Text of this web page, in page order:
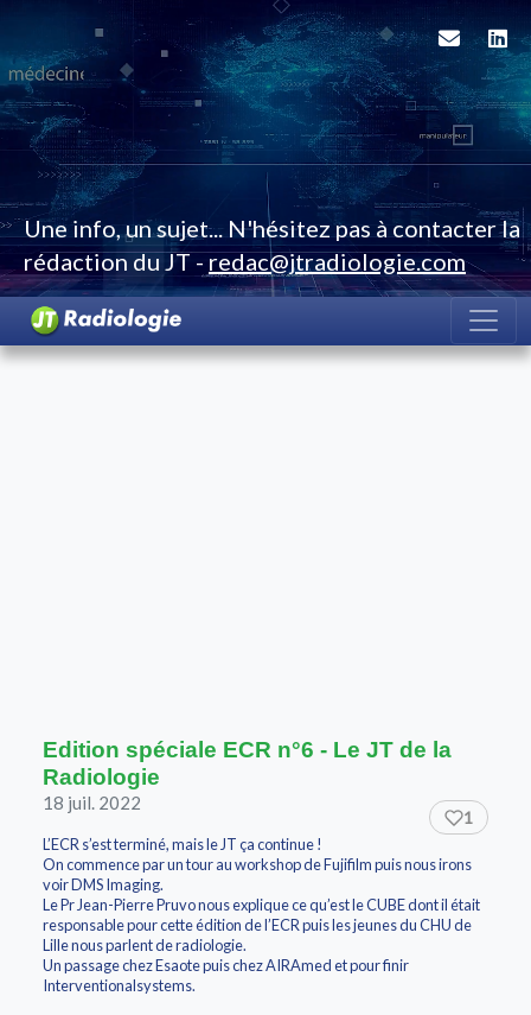
Une info, un sujet... N'hésitez pas à contacter la
rédaction du JT -redac@jtradiologie.com
Edition spéciale ECR n°6 - Le JT de la
Radiologie
18 juil. 2022
1
L’ECR s’est terminé, mais le JT ça continue !
On commence par un tour au workshop de Fujifilm puis nous irons
voir DMS Imaging.
Le Pr Jean-Pierre Pruvo nous explique ce qu’est le CUBE dont il était
responsable pour cette édition de l’ECR puis les jeunes du CHU de
Lille nous parlent de radiologie.
Un passage chez Esaote puis chez AIRAmed et pour finir
Interventionalsystems.